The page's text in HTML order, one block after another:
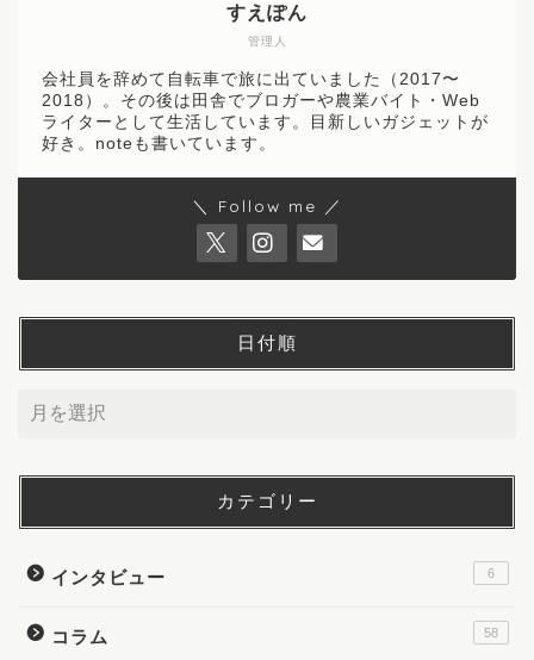
管理人
すえぽん
会社員を辞めて自転車で旅に出ていました（2017〜
2018）。その後は田舎でブロガーや農業バイト・Web
ライターとして生活しています。目新しいガジェットが
好き。noteも書いています。
＼ Follow me ／
日付順
カテゴリー
インタビュー 6
コラム 58